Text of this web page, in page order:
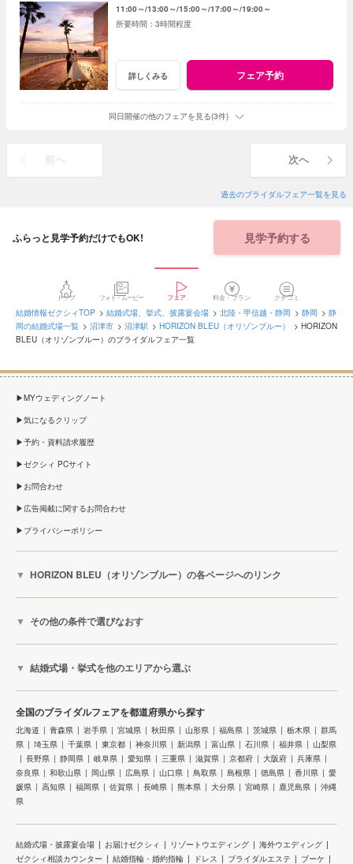
11:00～ 13:00～ 15:00～ 17:00～ 19:00～
3時間程度
詳しくみる フェア予約
同日開催の他のフェアを見る(3件)
前へ 次へ
過去のブライダルフェア一覧を見る
ふらっと見学予約だけでもOK! 見学予約する
トップ フォト・ムービー フェア 料金・プラン クチコミ
結婚情報ゼクシィTOP 結婚式場、挙式、披露宴会場 北陸・甲信越・静岡 静岡
静
岡の結婚式場一覧
沼津市 沼津駅 HORIZON BLEU（オリゾンブルー）
HORIZON
BLEU（オリゾンブルー）のブライダルフェア一覧
MYウェディングノート
気になるクリップ
予約・資料請求履歴
ゼクシィ PCサイト
お問合わせ
広告掲載に関するお問合わせ
プライバシーポリシー
HORIZON BLEU（オリゾンブルー）の各ページへのリンク
その他の条件で選びなおす
結婚式場・挙式を他のエリアから選ぶ
全国のブライダルフェアを都道府県から探す
北海道 青森県 岩手県 宮城県 秋田県 山形県 福島県 茨城県 栃木県
群馬
県
埼玉県 千葉県 東京都 神奈川県 新潟県 富山県 石川県 福井県
山梨県
長野県
静岡県 岐阜県 愛知県 三重県 滋賀県 京都府 大阪府
兵庫県
奈良県
和歌山県 岡山県 広島県 山口県 鳥取県 島根県 徳島県 香川県
愛
媛県
高知県 福岡県 佐賀県 長崎県 熊本県 大分県 宮崎県 鹿児島県
沖縄
県
結婚式場・披露宴会場 お届けゼクシィ リゾートウエディング
海外ウエディング
ゼクシィ相談カウンター
結婚指輪・婚約指輪 ドレス ブライダルエステ ブーケ